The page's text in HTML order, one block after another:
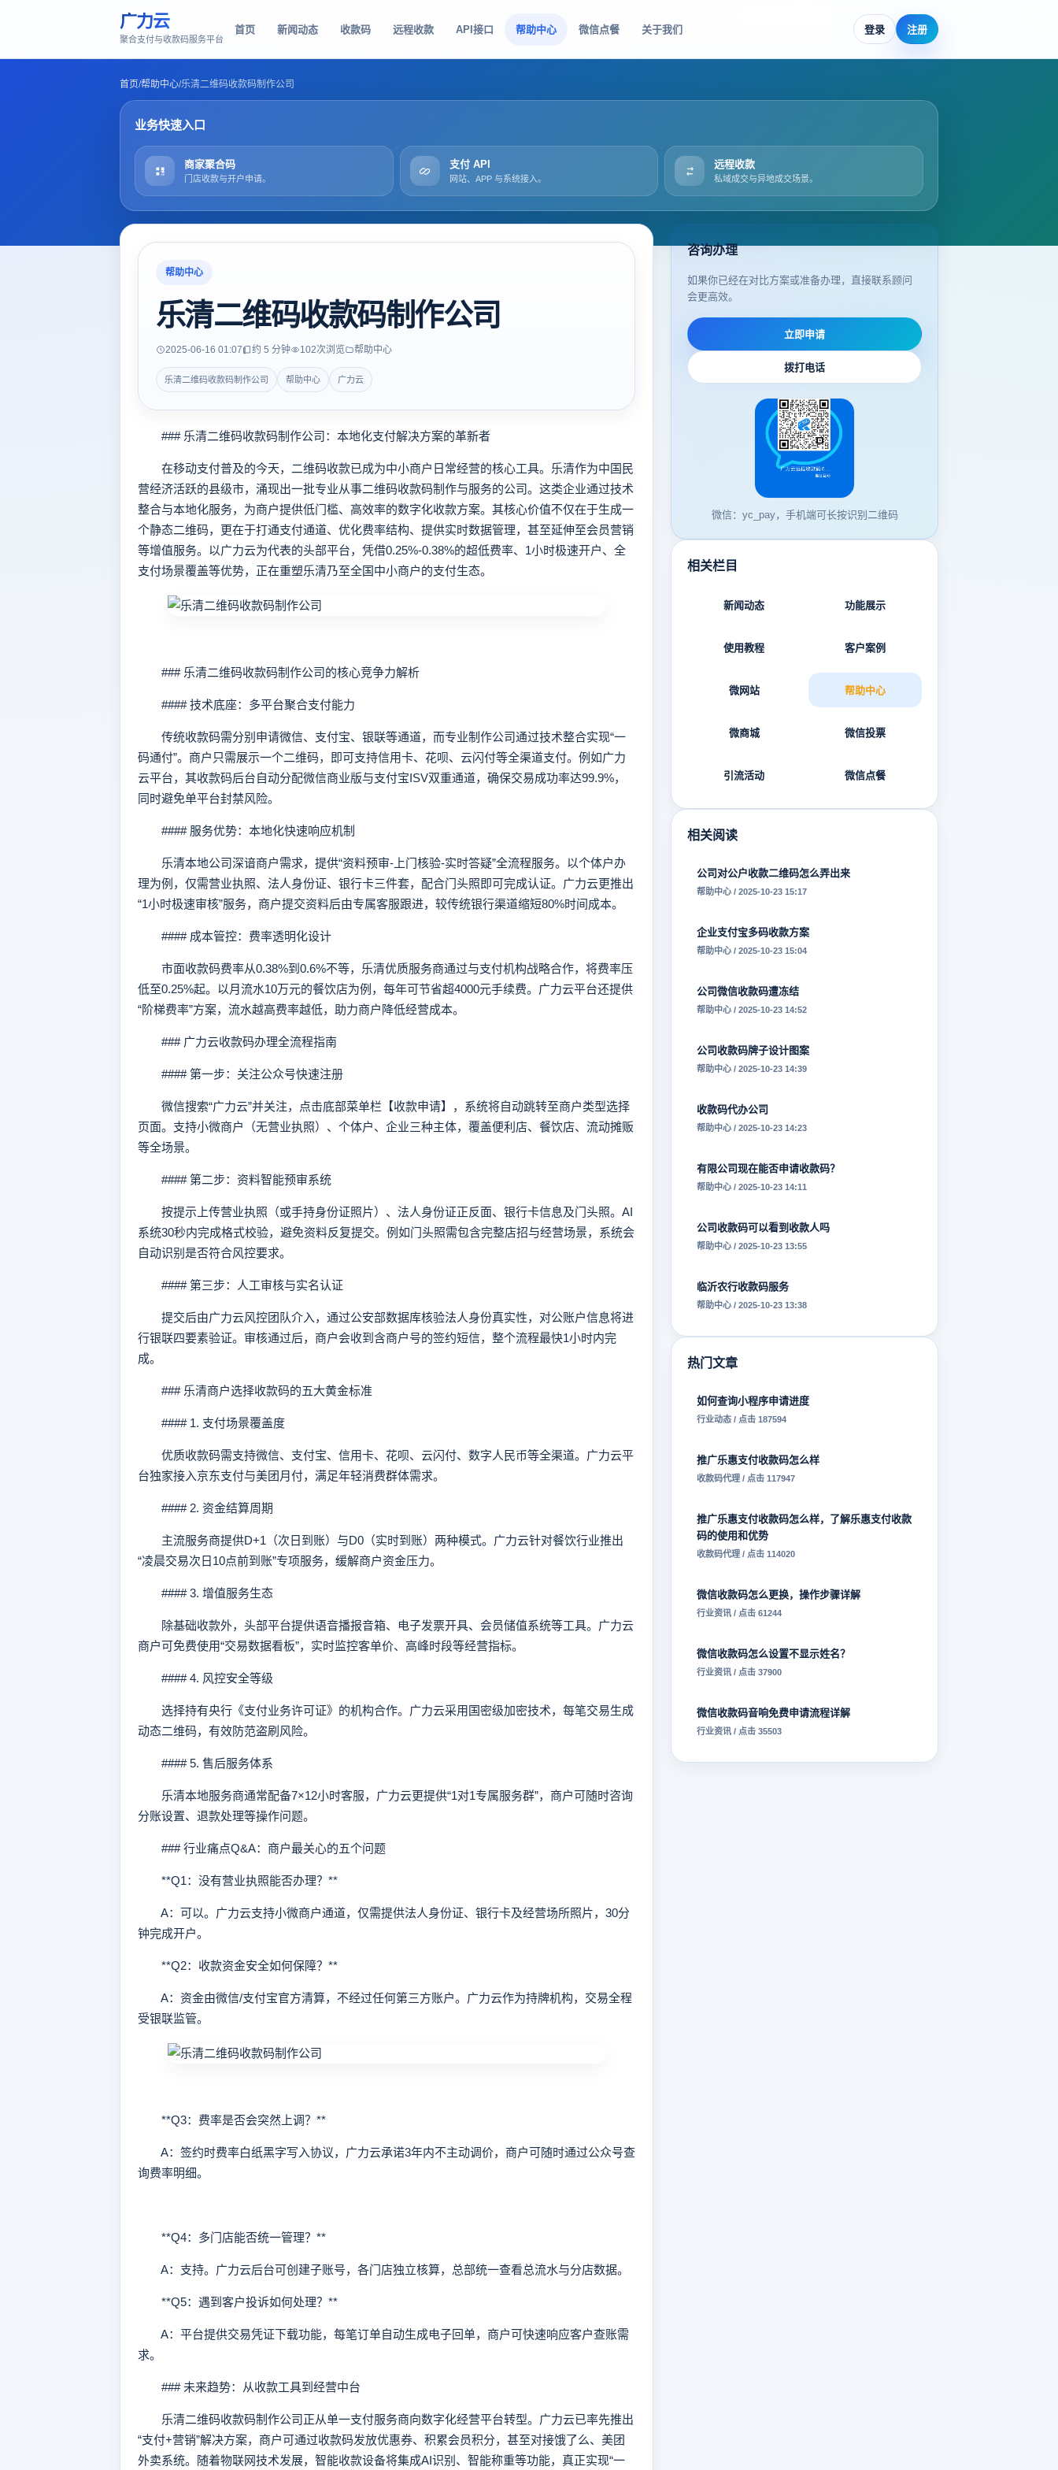
广力云
聚合支付与收款码服务平台
首页 新闻动态 收款码 远程收款 API接口 帮助中心 微信点餐 关于我们 登录 注册
首页/帮助中心/乐清二维码收款码制作公司
业务快速入口
商家聚合码
门店收款与开户申请。
支付 API
网站、APP 与系统接入。
远程收款
私域成交与异地成交场景。
帮助中心
乐清二维码收款码制作公司
2025-06-16 01:07 约 5 分钟 102次浏览 帮助中心
乐清二维码收款码制作公司 帮助中心 广力云
### 乐清二维码收款码制作公司：本地化支付解决方案的革新者
在移动支付普及的今天，二维码收款已成为中小商户日常经营的核心工具。乐清作为中国民
营经济活跃的县级市，涌现出一批专业从事二维码收款码制作与服务的公司。这类企业通过技术
整合与本地化服务，为商户提供低门槛、高效率的数字化收款方案。其核心价值不仅在于生成一
个静态二维码，更在于打通支付通道、优化费率结构、提供实时数据管理，甚至延伸至会员营销
等增值服务。以广力云为代表的头部平台，凭借0.25%-0.38%的超低费率、1小时极速开户、全
支付场景覆盖等优势，正在重塑乐清乃至全国中小商户的支付生态。
### 乐清二维码收款码制作公司的核心竞争力解析
#### 技术底座：多平台聚合支付能力
传统收款码需分别申请微信、支付宝、银联等通道，而专业制作公司通过技术整合实现“一
码通付”。商户只需展示一个二维码，即可支持信用卡、花呗、云闪付等全渠道支付。例如广力
云平台，其收款码后台自动分配微信商业版与支付宝ISV双重通道，确保交易成功率达99.9%，
同时避免单平台封禁风险。
#### 服务优势：本地化快速响应机制
乐清本地公司深谙商户需求，提供“资料预审-上门核验-实时答疑”全流程服务。以个体户办
理为例，仅需营业执照、法人身份证、银行卡三件套，配合门头照即可完成认证。广力云更推出
“1小时极速审核”服务，商户提交资料后由专属客服跟进，较传统银行渠道缩短80%时间成本。
#### 成本管控：费率透明化设计
市面收款码费率从0.38%到0.6%不等，乐清优质服务商通过与支付机构战略合作，将费率压
低至0.25%起。以月流水10万元的餐饮店为例，每年可节省超4000元手续费。广力云平台还提供
“阶梯费率”方案，流水越高费率越低，助力商户降低经营成本。
### 广力云收款码办理全流程指南
#### 第一步：关注公众号快速注册
微信搜索“广力云”并关注，点击底部菜单栏【收款申请】，系统将自动跳转至商户类型选择
页面。支持小微商户（无营业执照）、个体户、企业三种主体，覆盖便利店、餐饮店、流动摊贩
等全场景。
#### 第二步：资料智能预审系统
按提示上传营业执照（或手持身份证照片）、法人身份证正反面、银行卡信息及门头照。AI
系统30秒内完成格式校验，避免资料反复提交。例如门头照需包含完整店招与经营场景，系统会
自动识别是否符合风控要求。
#### 第三步：人工审核与实名认证
提交后由广力云风控团队介入，通过公安部数据库核验法人身份真实性，对公账户信息将进
行银联四要素验证。审核通过后，商户会收到含商户号的签约短信，整个流程最快1小时内完
成。
### 乐清商户选择收款码的五大黄金标准
#### 1. 支付场景覆盖度
优质收款码需支持微信、支付宝、信用卡、花呗、云闪付、数字人民币等全渠道。广力云平
台独家接入京东支付与美团月付，满足年轻消费群体需求。
#### 2. 资金结算周期
主流服务商提供D+1（次日到账）与D0（实时到账）两种模式。广力云针对餐饮行业推出
“凌晨交易次日10点前到账”专项服务，缓解商户资金压力。
#### 3. 增值服务生态
除基础收款外，头部平台提供语音播报音箱、电子发票开具、会员储值系统等工具。广力云
商户可免费使用“交易数据看板”，实时监控客单价、高峰时段等经营指标。
#### 4. 风控安全等级
选择持有央行《支付业务许可证》的机构合作。广力云采用国密级加密技术，每笔交易生成
动态二维码，有效防范盗刷风险。
#### 5. 售后服务体系
乐清本地服务商通常配备7×12小时客服，广力云更提供“1对1专属服务群”，商户可随时咨询
分账设置、退款处理等操作问题。
### 行业痛点Q&A：商户最关心的五个问题
**Q1：没有营业执照能否办理？**
A：可以。广力云支持小微商户通道，仅需提供法人身份证、银行卡及经营场所照片，30分
钟完成开户。
**Q2：收款资金安全如何保障？**
A：资金由微信/支付宝官方清算，不经过任何第三方账户。广力云作为持牌机构，交易全程
受银联监管。
**Q3：费率是否会突然上调？**
A：签约时费率白纸黑字写入协议，广力云承诺3年内不主动调价，商户可随时通过公众号查
询费率明细。
**Q4：多门店能否统一管理？**
A：支持。广力云后台可创建子账号，各门店独立核算，总部统一查看总流水与分店数据。
**Q5：遇到客户投诉如何处理？**
A：平台提供交易凭证下载功能，每笔订单自动生成电子回单，商户可快速响应客户查账需
求。
### 未来趋势：从收款工具到经营中台
乐清二维码收款码制作公司正从单一支付服务商向数字化经营平台转型。广力云已率先推出
“支付+营销”解决方案，商户可通过收款码发放优惠券、积累会员积分，甚至对接饿了么、美团
外卖系统。随着物联网技术发展，智能收款设备将集成AI识别、智能称重等功能，真正实现“一
咨询办理
如果你已经在对比方案或准备办理，直接联系顾问
会更高效。
立即申请
拨打电话
微信：yc_pay，手机端可长按识别二维码
相关栏目
新闻动态 功能展示
使用教程 客户案例
微网站 帮助中心
微商城 微信投票
引流活动 微信点餐
相关阅读
公司对公户收款二维码怎么弄出来
帮助中心 / 2025-10-23 15:17
企业支付宝多码收款方案
帮助中心 / 2025-10-23 15:04
公司微信收款码遭冻结
帮助中心 / 2025-10-23 14:52
公司收款码牌子设计图案
帮助中心 / 2025-10-23 14:39
收款码代办公司
帮助中心 / 2025-10-23 14:23
有限公司现在能否申请收款码？
帮助中心 / 2025-10-23 14:11
公司收款码可以看到收款人吗
帮助中心 / 2025-10-23 13:55
临沂农行收款码服务
帮助中心 / 2025-10-23 13:38
热门文章
如何查询小程序申请进度
行业动态 / 点击 187594
推广乐惠支付收款码怎么样
收款码代理 / 点击 117947
推广乐惠支付收款码怎么样，了解乐惠支付收款
码的使用和优势
收款码代理 / 点击 114020
微信收款码怎么更换，操作步骤详解
行业资讯 / 点击 61244
微信收款码怎么设置不显示姓名？
行业资讯 / 点击 37900
微信收款码音响免费申请流程详解
行业资讯 / 点击 35503